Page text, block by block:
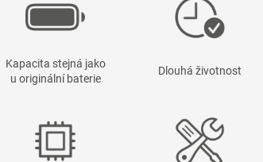
Kapacita stejná jako
u originální baterie
Dlouhá životnost